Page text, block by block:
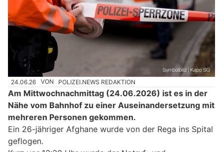
24.06.26 VON POLIZEI.NEWS REDAKTION
Am Mittwochnachmittag (24.06.2026) ist es in der
Nähe vom Bahnhof zu einer Auseinandersetzung mit
mehreren Personen gekommen.
Ein 26-jähriger Afghane wurde von der Rega ins Spital
geflogen.